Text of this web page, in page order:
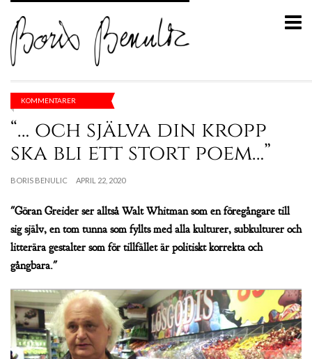
KOMMENTARER
“… och själva din kropp
ska bli ett stort poem…”
BORIS BENULIC APRIL 22, 2020
"Göran Greider ser alltså Walt Whitman som en föregångare till
sig själv, en tom tunna som fyllts med alla kulturer, subkulturer och
litterära gestalter som för tillfället är politiskt korrekta och
gångbara."